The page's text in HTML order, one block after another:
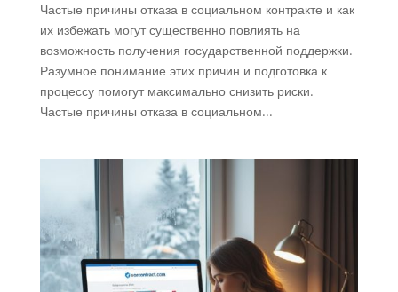
Частые причины отказа в социальном контракте и как
их избежать могут существенно повлиять на
возможность получения государственной поддержки.
Разумное понимание этих причин и подготовка к
процессу помогут максимально снизить риски.
Частые причины отказа в социальном...